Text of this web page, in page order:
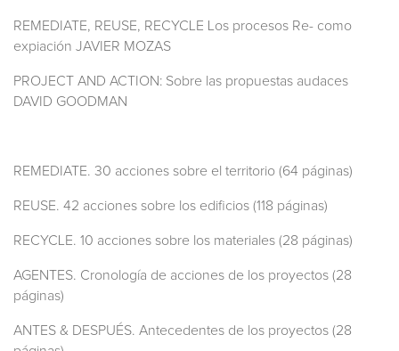
REMEDIATE, REUSE, RECYCLE Los procesos Re- como
expiación JAVIER MOZAS
PROJECT AND ACTION: Sobre las propuestas audaces
DAVID GOODMAN
REMEDIATE. 30 acciones sobre el territorio (64 páginas)
REUSE. 42 acciones sobre los edificios (118 páginas)
RECYCLE. 10 acciones sobre los materiales (28 páginas)
AGENTES. Cronología de acciones de los proyectos (28
páginas)
ANTES & DESPUÉS. Antecedentes de los proyectos (28